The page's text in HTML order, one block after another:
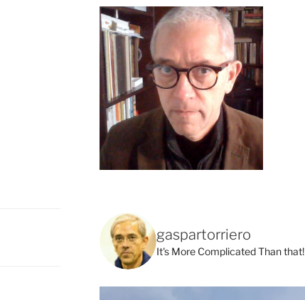
gaspartorriero
It's More Complicated Than that!